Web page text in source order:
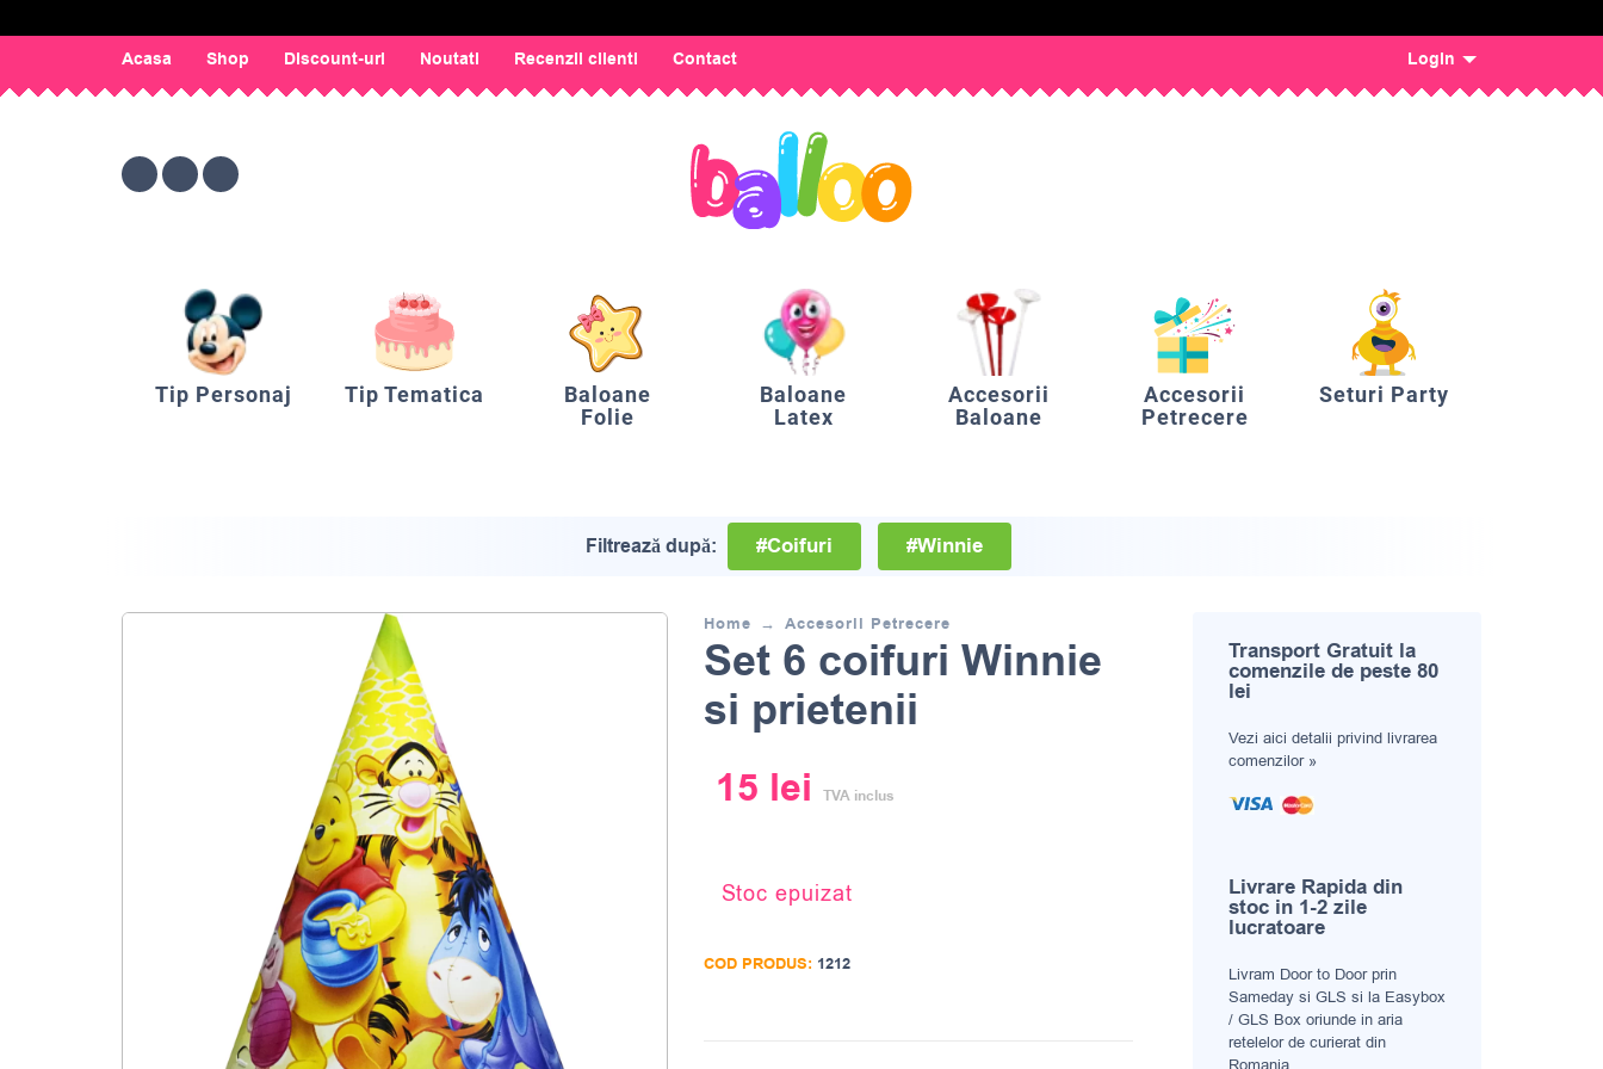
Acasa Shop Discount-uri Noutati Recenzii clienti Contact Login
Tip Personaj Tip Tematica
Baloane
Folie
Baloane
Latex
Accesorii
Baloane
Accesorii
Petrecere
Seturi Party
Filtrează după: #Coifuri #Winnie
Home Accesorii Petrecere
Set 6 coifuri Winnie
si prietenii
15 lei TVA inclus
Stoc epuizat
COD PRODUS: 1212
Transport Gratuit la
comenzile de peste 80
lei
Vezi aici detalii privind livrarea
comenzilor »
Livrare Rapida din
stoc in 1-2 zile
lucratoare
Livram Door to Door prin
Sameday si GLS si la Easybox
/ GLS Box oriunde in aria
retelelor de curierat din
Romania.